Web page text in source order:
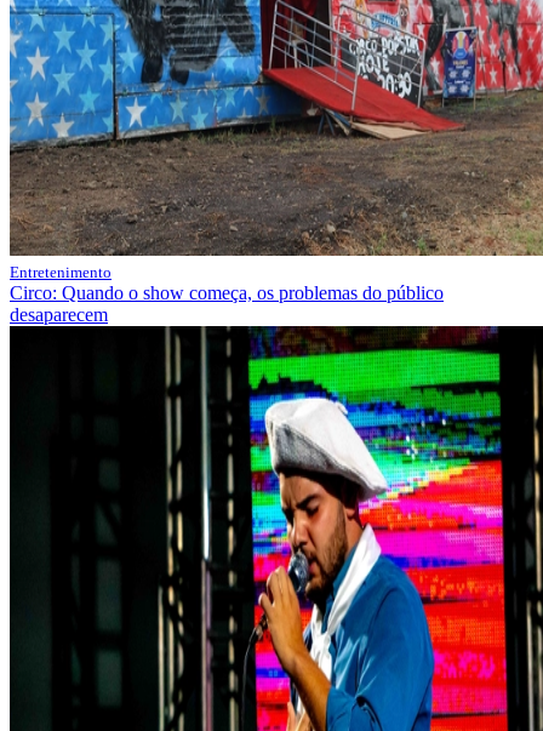
Entretenimento
Circo: Quando o show começa, os problemas do público
desaparecem